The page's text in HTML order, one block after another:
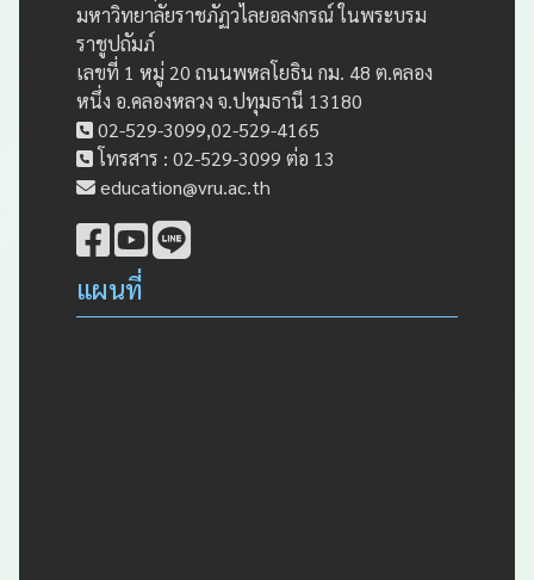
มหาวิทยาลัยราชภัฏวไลยอลงกรณ์ ในพระบรม
ราชูปถัมภ์
เลขที่ 1 หมู่ 20 ถนนพหลโยธิน กม. 48 ต.คลอง
หนึ่ง อ.คลองหลวง จ.ปทุมธานี 13180
02-529-3099,02-529-4165
โทรสาร : 02-529-3099 ต่อ 13
education@vru.ac.th
แผนที่